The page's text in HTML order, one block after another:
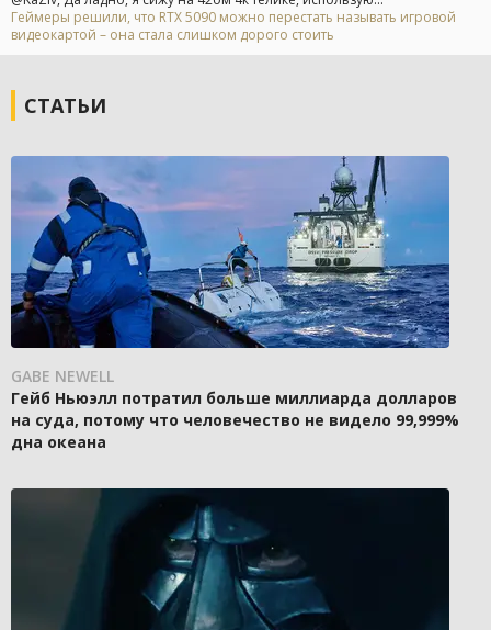
Геймеры решили, что RTX 5090 можно перестать называть игровой
видеокартой – она стала слишком дорого стоить
СТАТЬИ
GABE NEWELL
Гейб Ньюэлл потратил больше миллиарда долларов
на суда, потому что человечество не видело 99,999%
дна океана